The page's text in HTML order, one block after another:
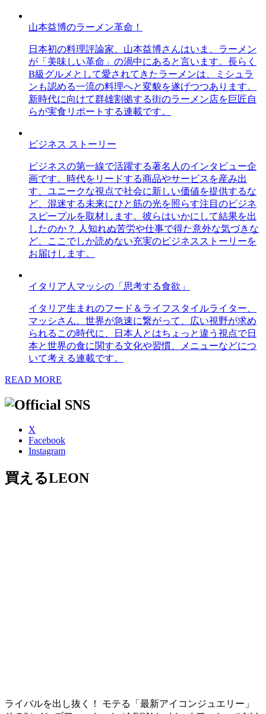
山本益博のラーメン革命！
日本初の料理評論家、山本益博さんはいま、ラーメン
が「美味しい革命」の渦中にあると言います。長らく
B級グルメとして愛されてきたラーメンは、ミシュラ
ンも認める一流の料理へと変貌を遂げつつあります。
新時代に向けて群雄割拠する街のラーメン店を巨匠自
らが実食リポートする連載です。
ビジネス ストーリー
ビジネスの第一線で活躍する著名人のインタビュー企
画です。時代をリードする商品やサービスを産み出
す、ユニークな視点で社会に新しい価値を提供するな
ど、混迷する未来にひと筋の光を照らす注目のビジネ
スピープルを取材します。彼らはいかにして結果を出
したのか？ 人知れぬ苦労や仕事で得た意外な気づきな
ど、ここでしか読めない充実のビジネスストーリーを
お届けします。
イタリア人マッシの「思考する食欲」
イタリア生まれのフード＆ライフスタイルライター、
マッシさん。世界が急速に繋がって、広い視野が求め
られるこの時代に、日本人とはちょっと違う視点で日
本と世界の食に関する文化や習慣、メニューなどにつ
いて考える連載です。
READ MORE
X
Facebook
Instagram
買えるLEON
ライバルを出し抜く！ モテる「最新アイコンジュエリー」